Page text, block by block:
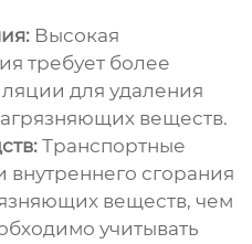
Высокая
требует более
для удаления
веществ.
Транспортные
внутреннего сгорания
веществ, чем
учитывать